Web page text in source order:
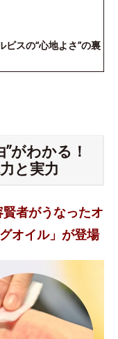
スの“心地よさ”の裏
がわかる！
と実力
者がうなったオ
オイル」が登場